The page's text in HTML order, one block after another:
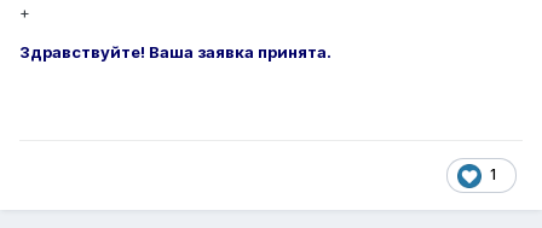
+
Здравствуйте! Ваша заявка принята.
1